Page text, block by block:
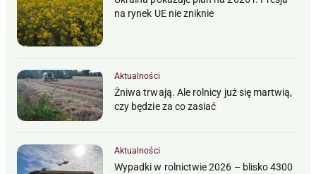
na rynek UE nie zniknie
Aktualności
Żniwa trwają. Ale rolnicy już się martwią,
czy będzie za co zasiać
Aktualności
Wypadki w rolnictwie 2026 – blisko 4300